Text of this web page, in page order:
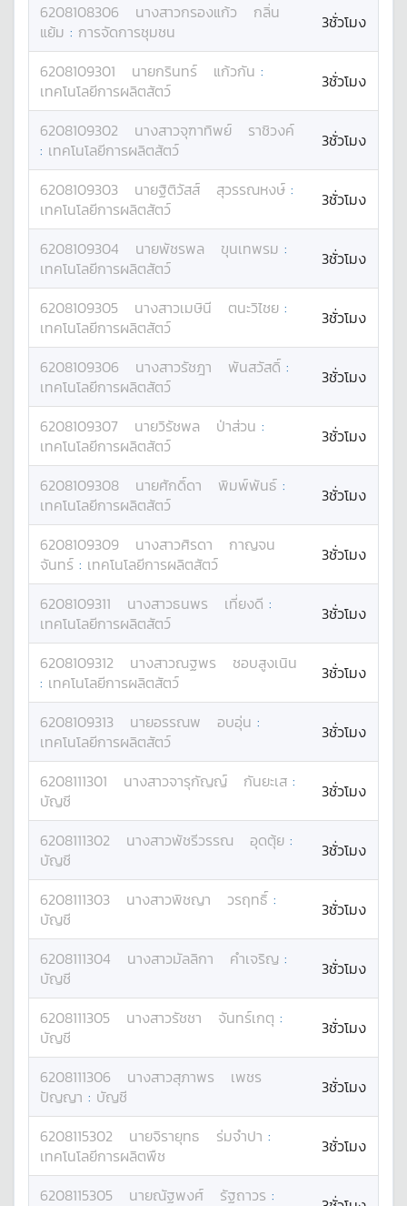
6208108306 นางสาวกรองแก้ว
กลิ่น
แย้ม : การจัดการชุมชน 3ชั่วโมง
6208109301 นายกรินทร์ แก้วกัน :
เทคโนโลยีการผลิตสัตว์
3ชั่วโมง
6208109302 นางสาวจุฑาทิพย์
ราชิวงค์
: เทคโนโลยีการผลิตสัตว์ 3ชั่วโมง
6208109303 นายฐิติวัสส์ สุวรรณหงษ์ :
เทคโนโลยีการผลิตสัตว์
3ชั่วโมง
6208109304 นายพัชรพล ขุนเทพรม :
เทคโนโลยีการผลิตสัตว์
3ชั่วโมง
6208109305 นางสาวเมษินี ตนะวิไชย :
เทคโนโลยีการผลิตสัตว์
3ชั่วโมง
6208109306 นางสาวรัชฎา พันสวัสดิ์ :
เทคโนโลยีการผลิตสัตว์
3ชั่วโมง
6208109307 นายวิรัชพล ป่าส่วน :
เทคโนโลยีการผลิตสัตว์
3ชั่วโมง
6208109308 นายศักดิ์ดา พิมพ์พันธ์ :
เทคโนโลยีการผลิตสัตว์
3ชั่วโมง
6208109309 นางสาวศิรดา
กาญจน
จันทร์ : เทคโนโลยีการผลิตสัตว์ 3ชั่วโมง
6208109311 นางสาวธนพร เที่ยงดี :
เทคโนโลยีการผลิตสัตว์
3ชั่วโมง
6208109312 นางสาวณฐพร
ชอบสูงเนิน
: เทคโนโลยีการผลิตสัตว์ 3ชั่วโมง
6208109313 นายอรรณพ อบอุ่น :
เทคโนโลยีการผลิตสัตว์
3ชั่วโมง
6208111301 นางสาวจารุกัญญ์ กันยะเส :
บัญชี
3ชั่วโมง
6208111302 นางสาวพัชรีวรรณ อุดตุ้ย :
บัญชี
3ชั่วโมง
6208111303 นางสาวพิชญา วรฤทธิ์ :
บัญชี
3ชั่วโมง
6208111304 นางสาวมัลลิกา คำเจริญ :
บัญชี
3ชั่วโมง
6208111305 นางสาวรัชชา จันทร์เกตุ :
บัญชี
3ชั่วโมง
6208111306 นางสาวสุภาพร
เพชร
ปัญญา : บัญชี 3ชั่วโมง
6208115302 นายจิรายุทธ ร่มจำปา :
เทคโนโลยีการผลิตพืช
3ชั่วโมง
6208115305 นายณัฐพงศ์ รัฐถาวร :